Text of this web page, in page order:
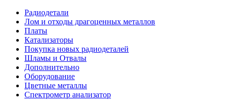
Радиодетали
Лом и отходы драгоценных металлов
Платы
Катализаторы
Покупка новых радиодеталей
Шламы и Отвалы
Дополнительно
Оборудование
Цветные металлы
Спектрометр анализатор